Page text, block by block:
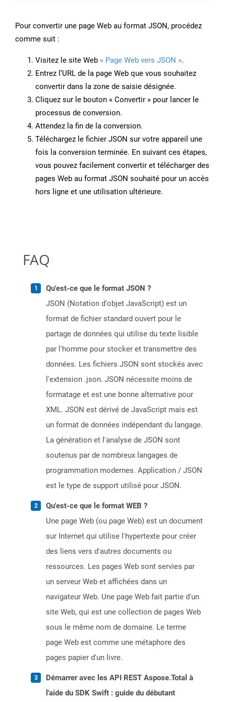
Pour convertir une page Web au format JSON, procédez
comme suit :
Visitez le site Web « Page Web vers JSON ».
Entrez l’URL de la page Web que vous souhaitez
convertir dans la zone de saisie désignée.
Cliquez sur le bouton « Convertir » pour lancer le
processus de conversion.
Attendez la fin de la conversion.
Téléchargez le fichier JSON sur votre appareil une
fois la conversion terminée. En suivant ces étapes,
vous pouvez facilement convertir et télécharger des
pages Web au format JSON souhaité pour un accès
hors ligne et une utilisation ultérieure.
FAQ
Qu'est-ce que le format JSON ?
JSON (Notation d'objet JavaScript) est un
format de fichier standard ouvert pour le
partage de données qui utilise du texte lisible
par l'homme pour stocker et transmettre des
données. Les fichiers JSON sont stockés avec
l'extension .json. JSON nécessite moins de
formatage et est une bonne alternative pour
XML. JSON est dérivé de JavaScript mais est
un format de données indépendant du langage.
La génération et l'analyse de JSON sont
soutenus par de nombreux langages de
programmation modernes. Application / JSON
est le type de support utilisé pour JSON.
Qu'est-ce que le format WEB ?
Une page Web (ou page Web) est un document
sur Internet qui utilise l'hypertexte pour créer
des liens vers d'autres documents ou
ressources. Les pages Web sont servies par
un serveur Web et affichées dans un
navigateur Web. Une page Web fait partie d'un
site Web, qui est une collection de pages Web
sous le même nom de domaine. Le terme
page Web est comme une métaphore des
pages papier d'un livre.
Démarrer avec les API REST Aspose.Total à
l'aide du SDK Swift : guide du débutant